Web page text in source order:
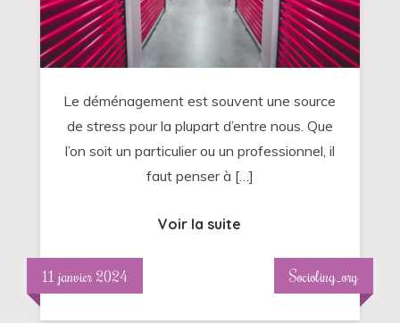
sérénité
avec
un
meuble
à
Rouen
Le déménagement est souvent une source
de stress pour la plupart d’entre nous. Que
l’on soit un particulier ou un professionnel, il
faut penser à […]
Voir la suite
11 janvier 2024 Socioling_org